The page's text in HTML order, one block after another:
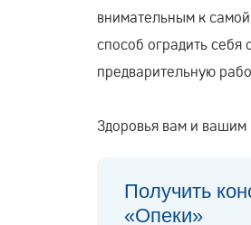
внимательным к
способ оградить себя
предварительную
Здоровья вам и вашим
Получить
«Опеки»